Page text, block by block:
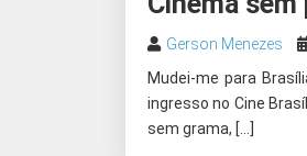
Gerson Menezes
Mudei-me para
ingresso no Cine
sem grama, […]